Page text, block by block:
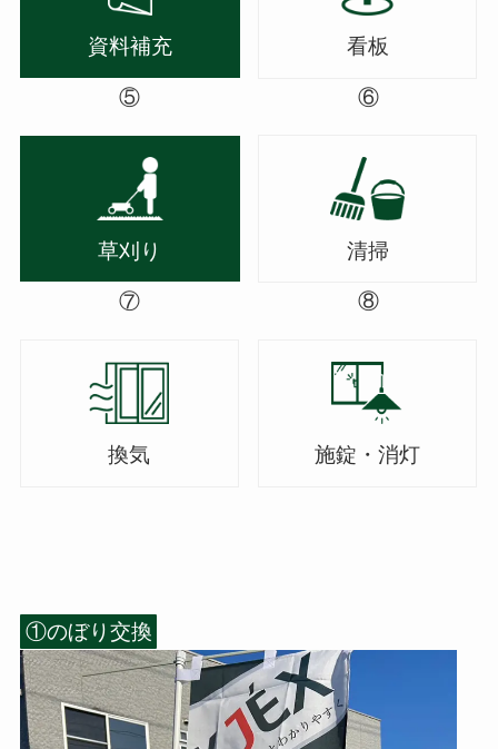
資料補充 看板
⑤
草刈り
⑥
清掃
⑦
換気
⑧
施錠・消灯
①のぼり交換